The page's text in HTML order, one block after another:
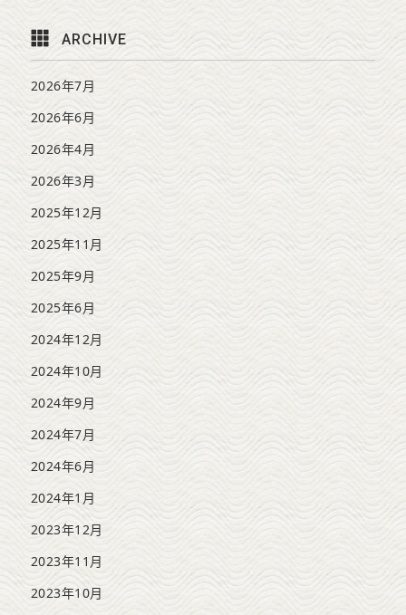
ARCHIVE
2026年7月
2026年6月
2026年4月
2026年3月
2025年12月
2025年11月
2025年9月
2025年6月
2024年12月
2024年10月
2024年9月
2024年7月
2024年6月
2024年1月
2023年12月
2023年11月
2023年10月